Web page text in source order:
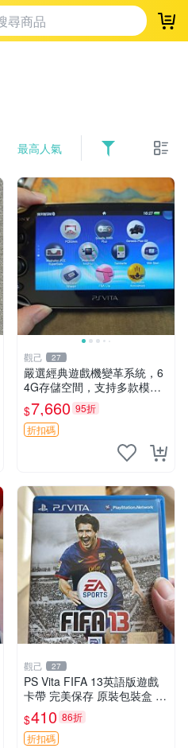
登
最高人氣
觀己 27
嚴選經典遊戲機變革系統，6
4G存儲空間，支持多款模擬
器享受懷舊樂趣 黑店版 PSV
游戲 模擬器
$7,660 95折
折扣碼
觀己 27
PS Vita FIFA 13英語版遊戲
卡帶 完美保存 原裝包裝盒 推
薦收藏 FIFA 13 PSVita EA S
ports 官方版
$410 86折
折扣碼